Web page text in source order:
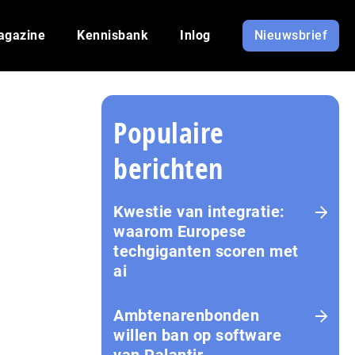
Kennisbank Inlog Nieuwsbrief
Populaire
berichten
Kwestie van integratie:
waarom Europese
techgiganten scoren met
ai
Amb­te­na­ren­bon­den
willen ban op software